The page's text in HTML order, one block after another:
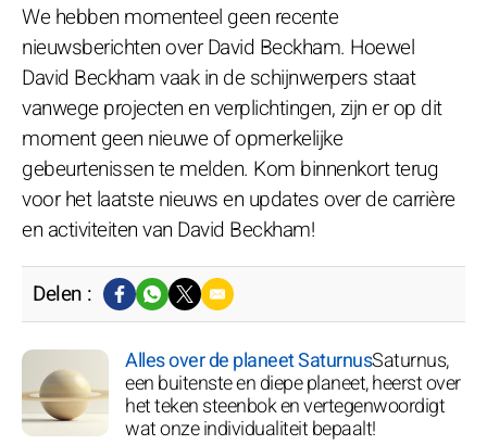
We hebben momenteel geen recente
nieuwsberichten over David Beckham. Hoewel
David Beckham vaak in de schijnwerpers staat
vanwege projecten en verplichtingen, zijn er op dit
moment geen nieuwe of opmerkelijke
gebeurtenissen te melden. Kom binnenkort terug
voor het laatste nieuws en updates over de carrière
en activiteiten van David Beckham!
Delen :
Alles over de planeet SaturnusSaturnus,
een buitenste en diepe planeet, heerst over
het teken steenbok en vertegenwoordigt
wat onze individualiteit bepaalt!